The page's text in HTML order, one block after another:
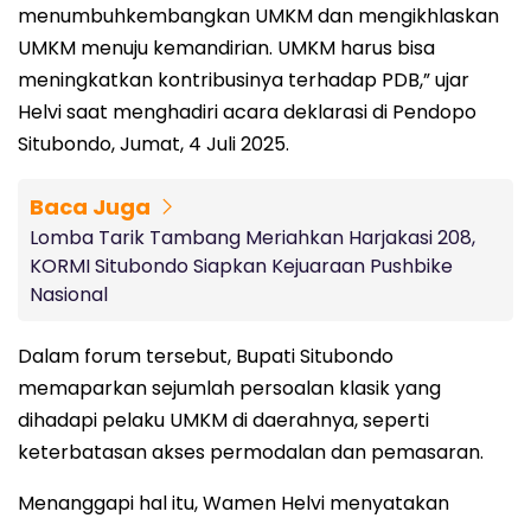
menumbuhkembangkan UMKM dan mengikhlaskan
UMKM menuju kemandirian. UMKM harus bisa
meningkatkan kontribusinya terhadap PDB,” ujar
Helvi saat menghadiri acara deklarasi di Pendopo
Situbondo, Jumat, 4 Juli 2025.
Baca Juga
Lomba Tarik Tambang Meriahkan Harjakasi 208,
KORMI Situbondo Siapkan Kejuaraan Pushbike
Nasional
Dalam forum tersebut, Bupati Situbondo
memaparkan sejumlah persoalan klasik yang
dihadapi pelaku UMKM di daerahnya, seperti
keterbatasan akses permodalan dan pemasaran.
Menanggapi hal itu, Wamen Helvi menyatakan